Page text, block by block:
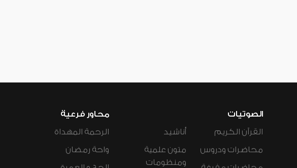
الصوتيات
القرآن الكريم
محاضرات ودروس
أناشيد
متون علمية
ومنظومات
محاور فرعية
الرحمة المهداة
واحة رمضان